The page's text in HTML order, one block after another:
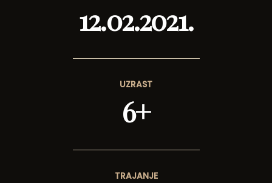
12.02.2021.
UZRAST
6+
TRAJANJE